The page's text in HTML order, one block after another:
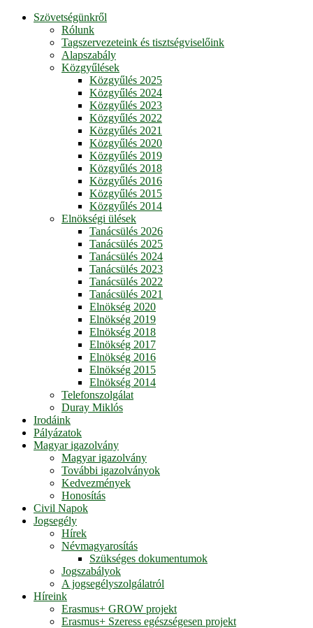
Szövetségünkről
Rólunk
Tagszervezeteink és tisztségviselőink
Alapszabály
Közgyűlések
Közgyűlés 2025
Közgyűlés 2024
Közgyűlés 2023
Közgyűlés 2022
Közgyűlés 2021
Közgyűlés 2020
Közgyűlés 2019
Közgyűlés 2018
Közgyűlés 2016
Közgyűlés 2015
Közgyűlés 2014
Elnökségi ülések
Tanácsülés 2026
Tanácsülés 2025
Tanácsülés 2024
Tanácsülés 2023
Tanácsülés 2022
Tanácsülés 2021
Elnökség 2020
Elnökség 2019
Elnökség 2018
Elnökség 2017
Elnökség 2016
Elnökség 2015
Elnökség 2014
Telefonszolgálat
Duray Miklós
Irodáink
Pályázatok
Magyar igazolvány
Magyar igazolvány
További igazolványok
Kedvezmények
Honosítás
Civil Napok
Jogsegély
Hírek
Névmagyarosítás
Szükséges dokumentumok
Jogszabályok
A jogsegélyszolgálatról
Híreink
Erasmus+ GROW projekt
Erasmus+ Szeress egészségesen projekt